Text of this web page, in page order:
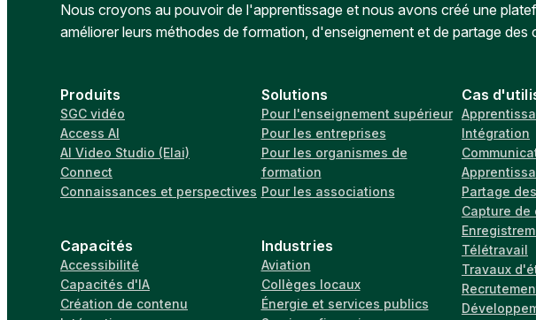
Nous croyons au pouvoir de l'apprentissage et nous avons créé une
améliorer leurs méthodes de formation, d'enseignement et de partage des
Produits
SGC vidéo
Access AI
AI Video Studio (Elai)
Connect
Connaissances et perspectives
Capacités
Accessibilité
Capacités d'IA
Création de contenu
Solutions
Pour l'enseignement supérieur
Pour les entreprises
Pour les organismes de
formation
Pour les associations
Industries
Aviation
Collèges locaux
Énergie et services publics
Cas
Intégration
Partage
Capture de
Télétravail
Travaux